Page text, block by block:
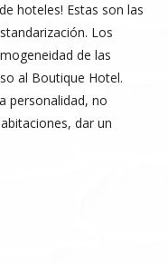
hoteles! Estas son las
Los
de las
al Boutique Hotel.
personalidad, no
dar un